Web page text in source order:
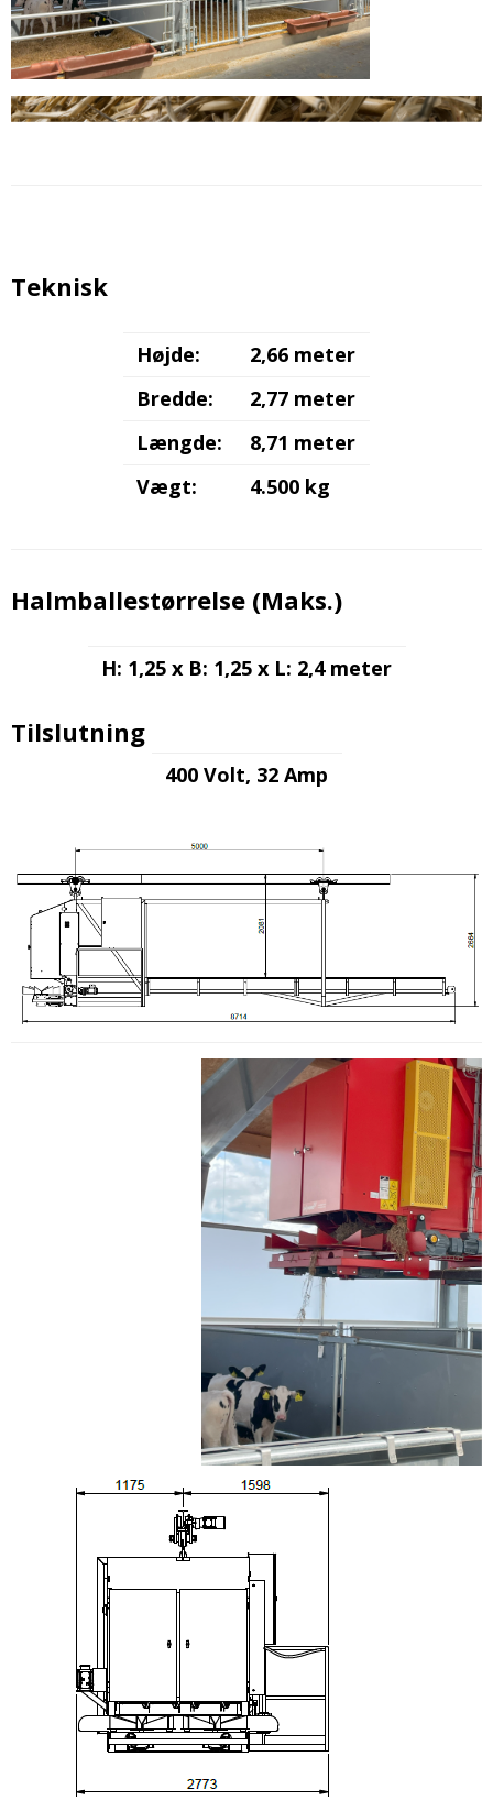
Teknisk
Højde:
2,66 meter
Bredde:
2,77 meter
Længde:
8,71 meter
Vægt:
4.500 kg
Halmballestørrelse (Maks.)
H: 1,25 x B: 1,25 x L: 2,4 meter
Tilslutning
400 Volt, 32 Amp